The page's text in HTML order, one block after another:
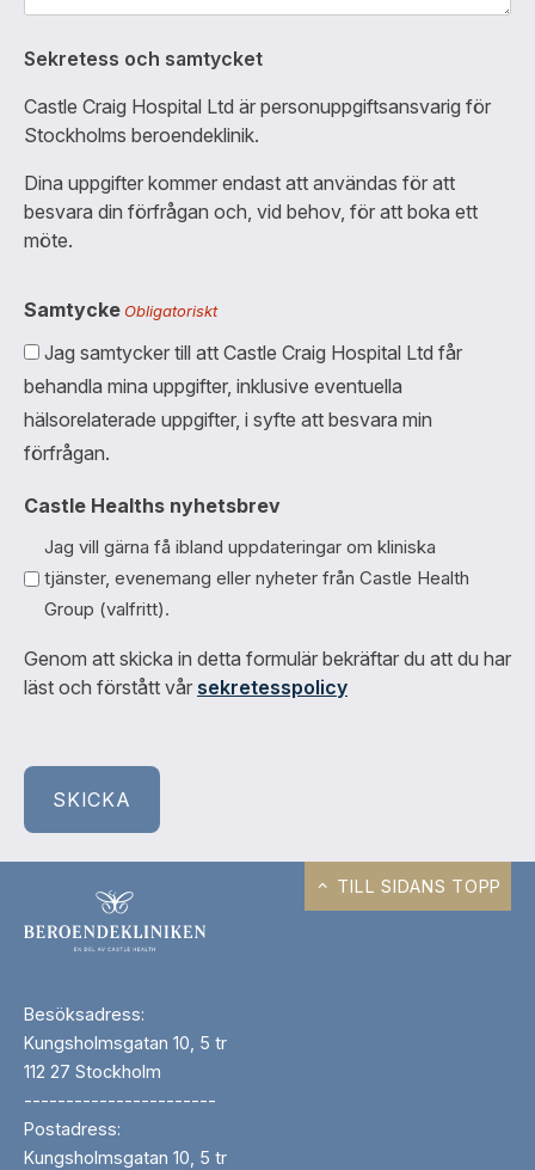
Sekretess och samtycket
Castle Craig Hospital Ltd är personuppgiftsansvarig för
Stockholms beroendeklinik.
Dina uppgifter kommer endast att användas för att
besvara din förfrågan och, vid behov, för att boka ett
möte.
Samtycke Obligatoriskt
Jag samtycker till att Castle Craig Hospital Ltd får
behandla mina uppgifter, inklusive eventuella
hälsorelaterade uppgifter, i syfte att besvara min
förfrågan.
Castle Healths nyhetsbrev
Jag vill gärna få ibland uppdateringar om kliniska
tjänster, evenemang eller nyheter från Castle Health
Group (valfritt).
Genom att skicka in detta formulär bekräftar du att du har
läst och förstått vår sekretesspolicy
Besöksadress:
Kungsholmsgatan 10, 5 tr
112 27 Stockholm
-----------------------
Postadress:
Kungsholmsgatan 10, 5 tr
TILL SIDANS TOPP